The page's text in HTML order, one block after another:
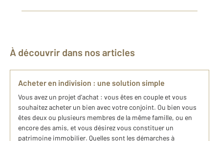
À découvrir dans nos articles
Acheter en indivision : une solution simple
Vous avez un projet d'achat : vous êtes en couple et vous
souhaitez acheter un bien avec votre conjoint. Ou bien vous
êtes deux ou plusieurs membres de la même famille, ou en
encore des amis, et vous désirez vous constituer un
patrimoine immobilier. Quelles sont les démarches à